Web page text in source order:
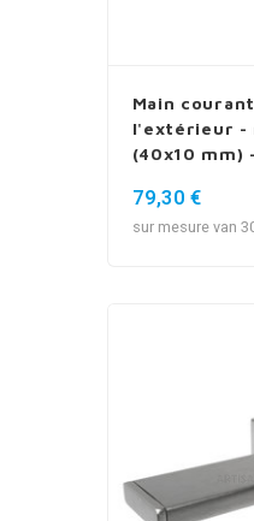
Main
l'extérieur -
(40x10 mm)
79,30 €
sur mesure van